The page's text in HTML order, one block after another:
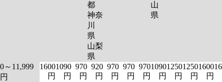
都
神奈
川
県
山梨
県
山
県
0～11,999
円
1600
円
1090
円
970
円
920
円
970
円
970
円
970
円
1090
円
1250
円
1250
円
1600
円